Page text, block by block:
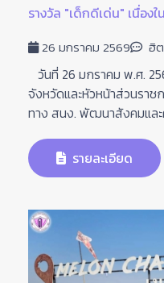
รางวัล "เด็กดีเด่น" เนื่อง
26 มกราคม 2569 ฮิ
วันที่ 26 มกราคม พ.ศ.
จังหวัดและหัวหน้าส่วนราช
ทาง สนง. พัฒนาสังคมและ
รายละเอียด